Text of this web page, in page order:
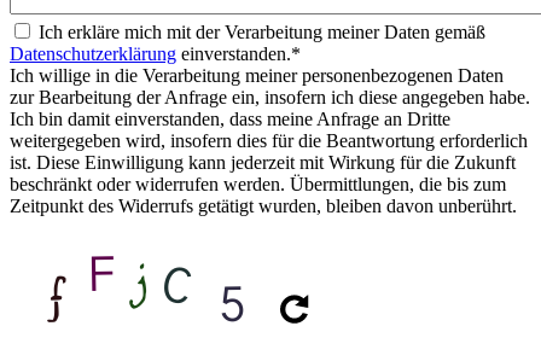
Ich erkläre mich mit der Verarbeitung meiner Daten gemäß
Datenschutzerklärung einverstanden.*
Ich willige in die Verarbeitung meiner personenbezogenen Daten
zur Bearbeitung der Anfrage ein, insofern ich diese angegeben habe.
Ich bin damit einverstanden, dass meine Anfrage an Dritte
weitergegeben wird, insofern dies für die Beantwortung erforderlich
ist. Diese Einwilligung kann jederzeit mit Wirkung für die Zukunft
beschränkt oder widerrufen werden. Übermittlungen, die bis zum
Zeitpunkt des Widerrufs getätigt wurden, bleiben davon unberührt.
Sicherheitsfrage